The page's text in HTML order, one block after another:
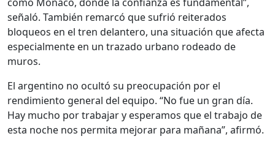
señaló. También remarcó que sufrió reiterados
bloqueos en el tren delantero, una situación que afecta
especialmente en un trazado urbano rodeado de
muros.
El argentino no ocultó su preocupación por el
rendimiento general del equipo. “No fue un gran día.
Hay mucho por trabajar y esperamos que el trabajo de
esta noche nos permita mejorar para mañana”, afirmó.